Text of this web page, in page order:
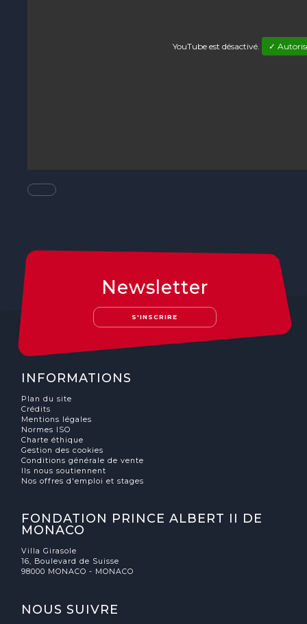
YouTube est désactivé. ✓
Newsletter
S'INSCRIRE
INFORMATIONS
Plan du site
Crédits
Mentions légales
Normes ISO
Charte éthique
Gestion des cookies
Conditions générale de vente
Ils nous soutiennent
Nos offres d'emploi et stages
FONDATION PRINCE ALBERT II DE
MONACO
Villa Girasole
16, Boulevard de Suisse
98000 MONACO - MONACO
NOUS SUIVRE